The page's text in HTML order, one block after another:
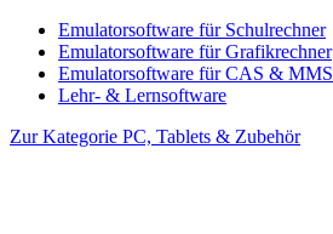
Emulatorsoftware für Schulrechner
Emulatorsoftware für Grafikrechner
Emulatorsoftware für CAS & MMS
Lehr- & Lernsoftware
Zur Kategorie PC, Tablets & Zubehör